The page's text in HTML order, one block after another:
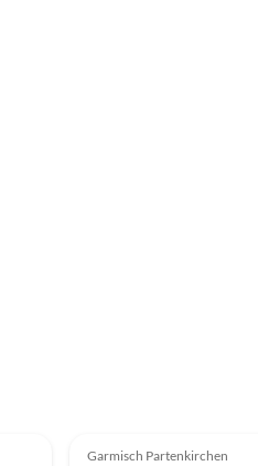
Garmisch Partenkirchen